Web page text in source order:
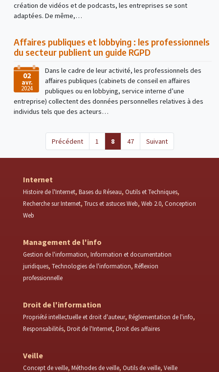
création de vidéos et de podcasts, les entreprises se sont
adaptées. De même,…
Affaires publiques et lobbying : les professionnels
du secteur publient un guide RGPD
02
avr.
2024
Dans le cadre de leur activité, les professionnels des
affaires publiques (cabinets de conseil en affaires
publiques ou en lobbying, service interne d’une
entreprise) collectent des données personnelles relatives à des
individus tels que des acteurs…
Précédent 1 8(current)
47 Suivant
Internet
Histoire de l'Internet Bases du Réseau Outils et Techniques
Recherche sur Internet Trucs et astuces Web Web 2.0 Conception
Web
Management de l'info
Gestion de l'information Information et documentation
juridiques Technologies de l'information Réflexion
professionnelle
Droit de l'information
Propriété intellectuelle et droit d'auteur Réglementation de l'info
Responsabilités Droit de l'Internet Droit des affaires
Veille
Concept de veille Méthodes de veille Outils de veille Veille